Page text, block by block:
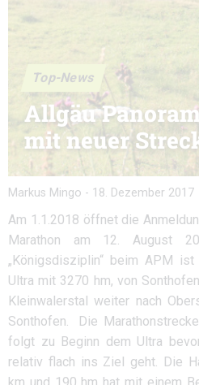
Top-News
Allgäu
mit neuer
Markus Mingo - 18. Dezember 2017
Am 1.1.2018 öffnet die
Marathon am 12. August
„Königsdisziplin“ beim APM
Ultra mit 3270 hm, von
Kleinwalerstal weiter nach
Sonthofen. Die
folgt zu Beginn dem Ultra
relativ flach ins Ziel geht. Die